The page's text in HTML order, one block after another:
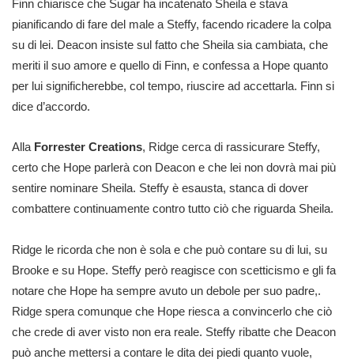
Finn chiarisce che Sugar ha incatenato Sheila e stava
pianificando di fare del male a Steffy, facendo ricadere la colpa
su di lei. Deacon insiste sul fatto che Sheila sia cambiata, che
meriti il suo amore e quello di Finn, e confessa a Hope quanto
per lui significherebbe, col tempo, riuscire ad accettarla. Finn si
dice d’accordo.
Alla Forrester Creations, Ridge cerca di rassicurare Steffy,
certo che Hope parlerà con Deacon e che lei non dovrà mai più
sentire nominare Sheila. Steffy è esausta, stanca di dover
combattere continuamente contro tutto ciò che riguarda Sheila.
Ridge le ricorda che non è sola e che può contare su di lui, su
Brooke e su Hope. Steffy però reagisce con scetticismo e gli fa
notare che Hope ha sempre avuto un debole per suo padre,.
Ridge spera comunque che Hope riesca a convincerlo che ciò
che crede di aver visto non era reale. Steffy ribatte che Deacon
può anche mettersi a contare le dita dei piedi quanto vuole,